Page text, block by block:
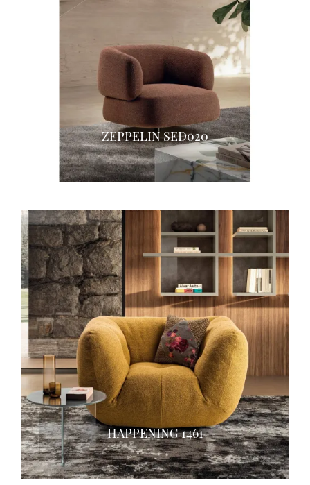
ZEPPELIN SED020
HAPPENING 1461